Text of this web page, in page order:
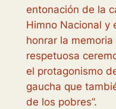
entonación de la
Himno Nacional y
honrar la
respetuosa
el protagonismo
gaucha que
de los pobres”.